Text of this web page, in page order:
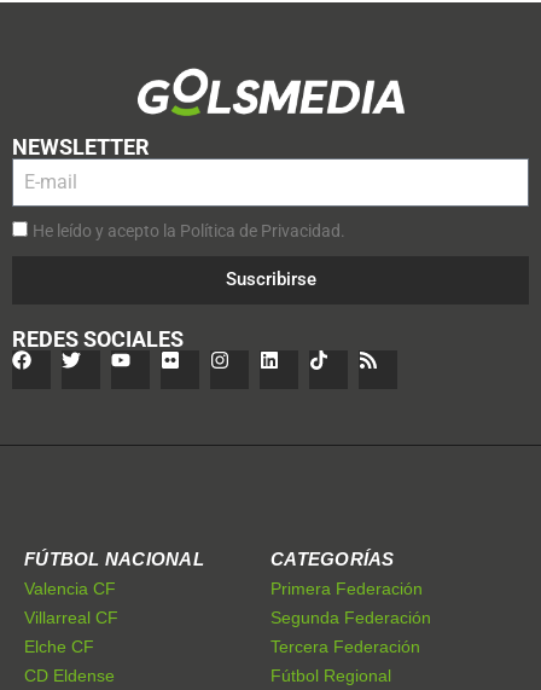
NEWSLETTER
He leído y acepto la Política de Privacidad.
Suscribirse
REDES SOCIALES
FÚTBOL NACIONAL
Valencia CF
Villarreal CF
Elche CF
CD Eldense
CATEGORÍAS
Primera Federación
Segunda Federación
Tercera Federación
Fútbol Regional